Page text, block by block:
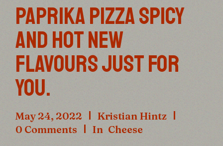
PAPRIKA PIZZA SPICY
AND HOT NEW
FLAVOURS JUST FOR
YOU.
May 24, 2022
Kristian Hintz
0 Comments
In Cheese